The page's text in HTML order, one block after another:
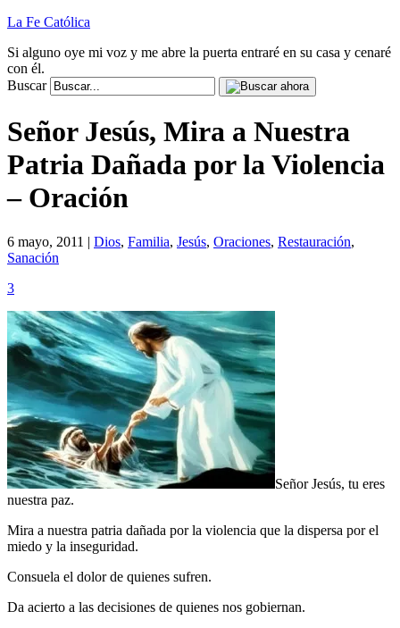
La Fe Católica
Si alguno oye mi voz y me abre la puerta entraré en su casa y cenaré
con él.
Buscar
Señor Jesús, Mira a Nuestra
Patria Dañada por la Violencia
– Oración
6 mayo, 2011 | Dios, Familia, Jesús, Oraciones, Restauración,
Sanación
3
Señor Jesús, tu eres
nuestra paz.
Mira a nuestra patria dañada por la violencia que la dispersa por el
miedo y la inseguridad.
Consuela el dolor de quienes sufren.
Da acierto a las decisiones de quienes nos gobiernan.